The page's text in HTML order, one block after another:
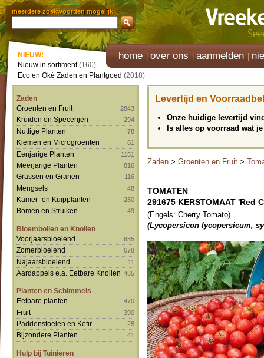
meerdere zoekwoorden mogelijk
home over ons aanmelden
NIEUW!
Nieuw in sortiment(160)
Eco en Oké Zaden en Plantgoed (2018)
Zaden
Groenten en Fruit
2843
Kruiden en Specerijen 294
Nuttige Planten 78
Kiemen en Microgroenten 61
Eenjarige Planten 1151
Meerjarige Planten 816
Grassen en Granen 116
Mengsels 48
Kamer- en Kuipplanten 280
Bomen en Struiken 49
Bloembollen en Knollen
Voorjaarsbloeiend
685
Zomerbloeiend 678
Najaarsbloeiend 11
Aardappels e.a. Eetbare Knollen 465
Planten en Schimmels
Eetbare planten
470
Fruit 390
Paddenstoelen en Kefir 28
Bijzondere Planten 41
Hulp bij Tuinieren
Levertijd en
Onze huidige levertijd
Is alles op voorraad wat
Zaden > Groenten en Fruit >
TOMATEN
291675 KERSTOMAAT 'Red
(Engels: Cherry Tomato)
(Lycopersicon lycopersicum,